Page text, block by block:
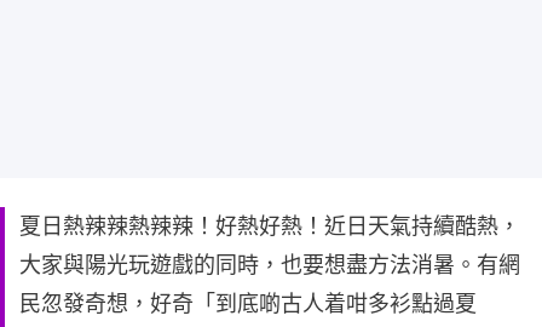
夏日熱辣辣熱辣辣！好熱好熱！近日天氣持續酷熱，
大家與陽光玩遊戲的同時，也要想盡方法消暑。有網
民忽發奇想，好奇「到底啲古人着咁多衫點過夏